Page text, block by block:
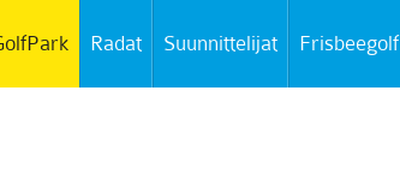
Radat Suunnittelijat Frisbeegolf